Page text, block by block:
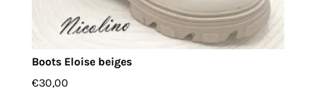
Boots Eloise beiges
€30,00